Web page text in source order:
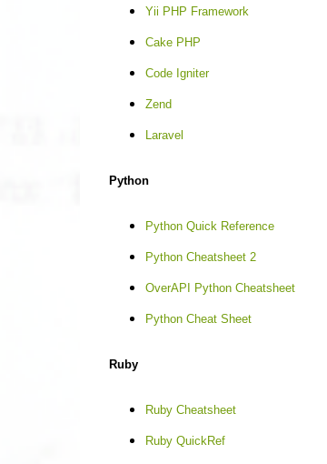
Yii PHP Framework
Cake PHP
Code Igniter
Zend
Laravel
Python
Python Quick Reference
Python Cheatsheet 2
OverAPI Python Cheatsheet
Python Cheat Sheet
Ruby
Ruby Cheatsheet
Ruby QuickRef